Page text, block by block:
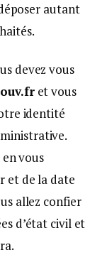
autant
devez vous
et vous
identité
vous
et de la date
allez confier
d’état civil et